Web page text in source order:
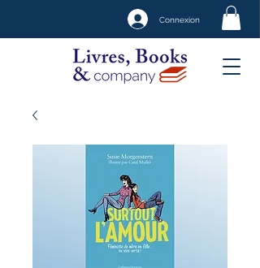
Connexion